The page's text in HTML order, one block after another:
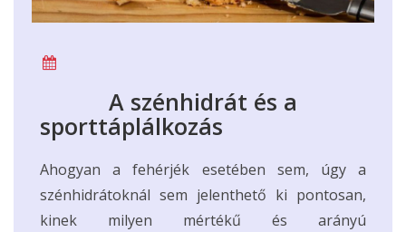
A szénhidrát és a
sporttáplálkozás
Ahogyan a fehérjék esetében sem, úgy a
szénhidrátoknál sem jelenthető ki pontosan,
kinek milyen mértékű és arányú